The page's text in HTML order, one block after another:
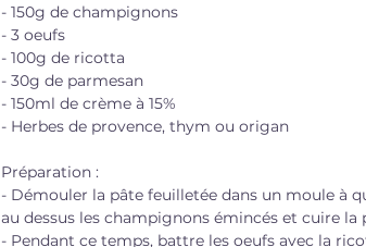
- 150g de champignons
- 3 oeufs
- 100g de ricotta
- 30g de parmesan
- 150ml de crème à 15%
- Herbes de provence, thym ou origan
Préparation :
- Démouler la pâte feuilletée dans un moule à
au dessus les champignons émincés et cuire la
- Pendant ce temps, battre les oeufs avec la